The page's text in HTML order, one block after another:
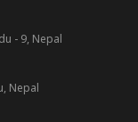
- 9, Nepal
Nepal